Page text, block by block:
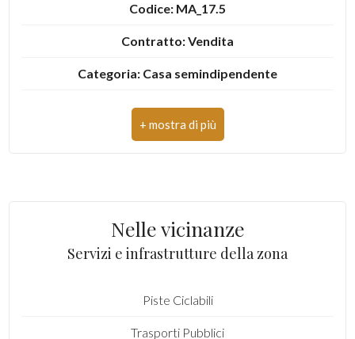
Codice: MA_17.5
Contratto: Vendita
Categoria: Casa semindipendente
Indirizzo: Via XX settembre, 11
CAP: 10010
Camere: 3
Locali: 7
Stato conservazione: Da ristrutturare
Nelle vicinanze
Servizi e infrastrutture della zona
Piste Ciclabili
Trasporti Pubblici